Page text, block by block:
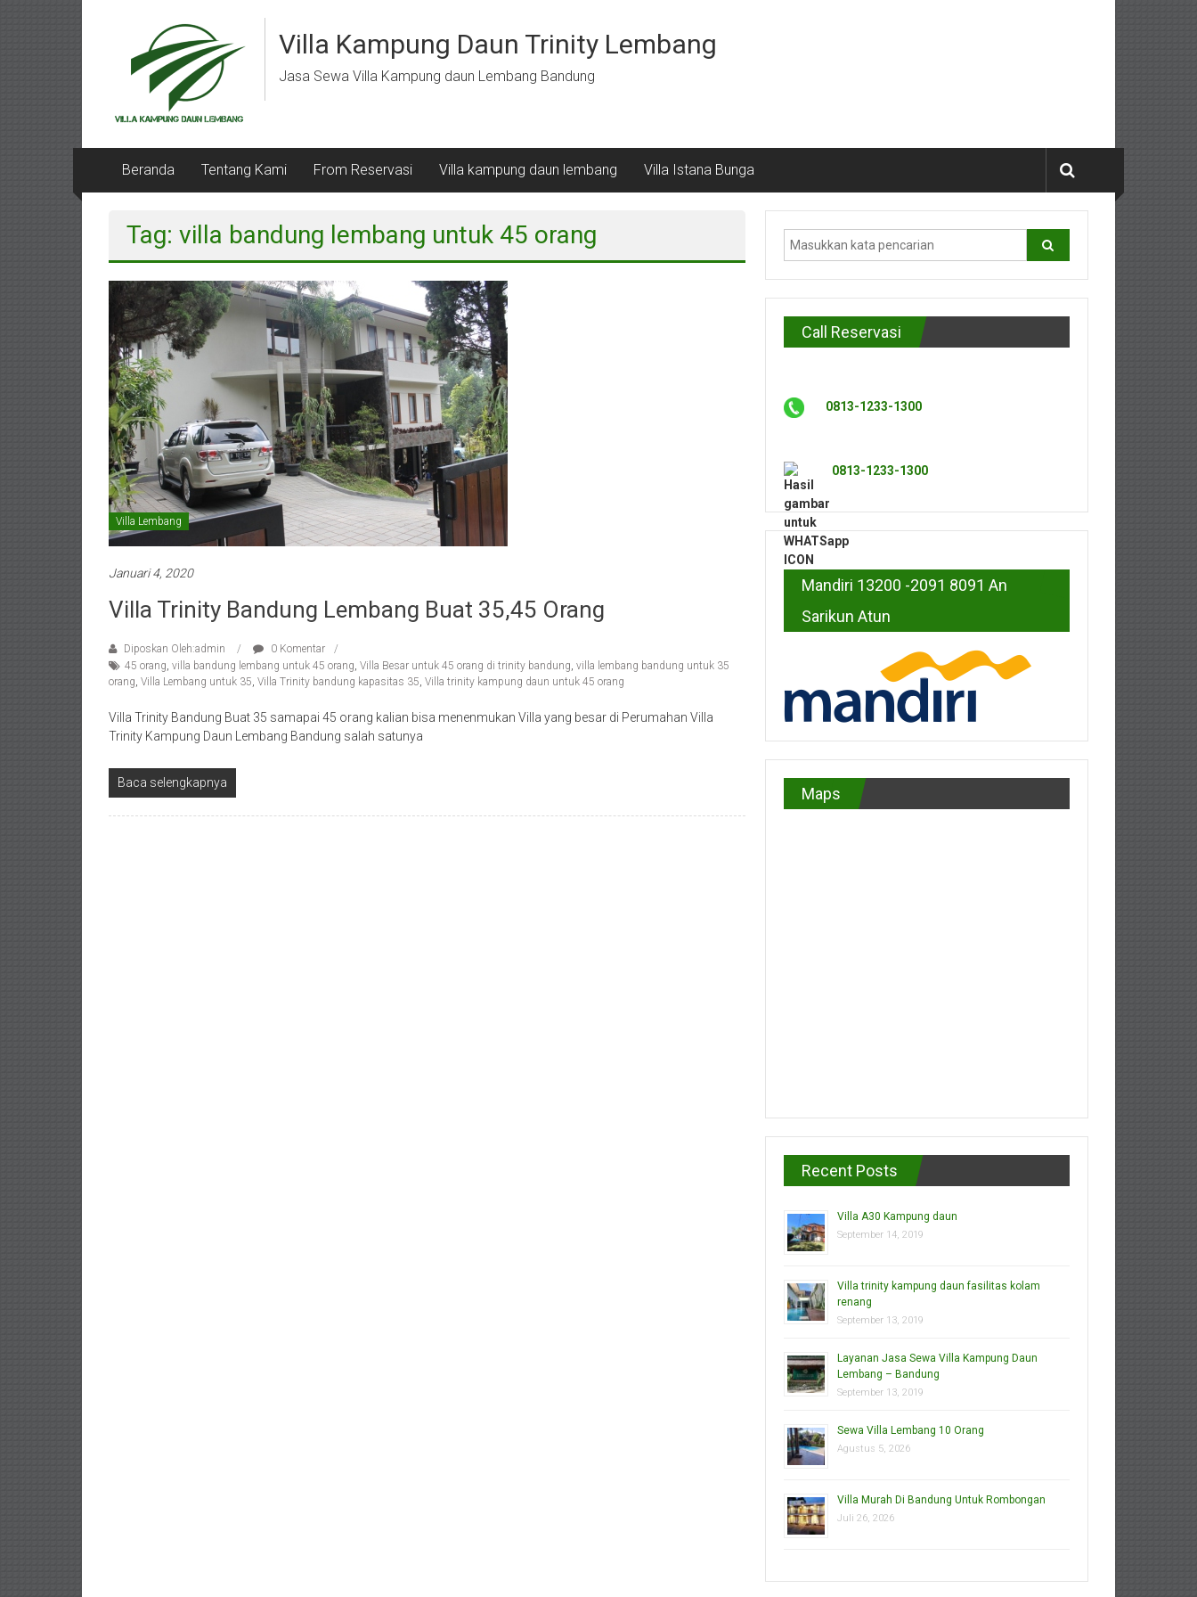
Villa Kampung Daun Trinity Lembang
Jasa Sewa Villa Kampung daun Lembang Bandung
Beranda Tentang Kami From Reservasi Villa kampung daun lembang Villa Istana Bunga
Tag: villa bandung lembang untuk 45 orang
Villa Lembang
Januari 4, 2020
Villa Trinity Bandung Lembang Buat 35,45 Orang
Diposkan Oleh:admin
0 Komentar
45 orang, villa bandung lembang untuk 45 orang, Villa Besar untuk 45 orang di trinity bandung, villa lembang bandung untuk 35
orang, Villa Lembang untuk 35, Villa Trinity bandung kapasitas 35, Villa trinity kampung daun untuk 45 orang
Villa Trinity Bandung Buat 35 samapai 45 orang kalian bisa menenmukan Villa yang besar di Perumahan Villa
Trinity Kampung Daun Lembang Bandung salah satunya
Baca selengkapnya
Call Reservasi
0813-1233-1300
0813-1233-1300
Mandiri 13200 -2091 8091 An
Sarikun Atun
Maps
Recent Posts
Villa A30 Kampung daun
September 14, 2019
Villa trinity kampung daun fasilitas kolam
renang
September 13, 2019
Layanan Jasa Sewa Villa Kampung Daun
Lembang – Bandung
September 13, 2019
Sewa Villa Lembang 10 Orang
Agustus 5, 2026
Villa Murah Di Bandung Untuk Rombongan
Juli 26, 2026